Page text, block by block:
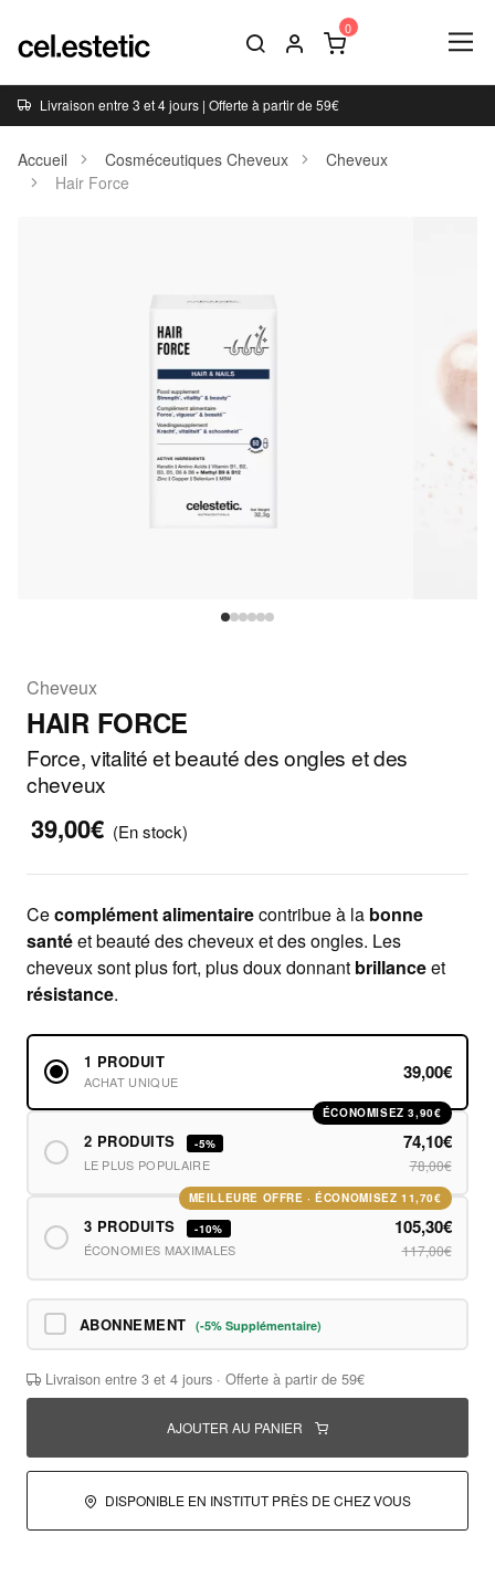
Livraison entre 3 et 4 jours | Offerte à partir de 59€
Accueil Cosméceutiques Cheveux
Cheveux
Hair Force
Cheveux
HAIR FORCE
Force, vitalité et beauté des ongles et des
cheveux
39,00€ (En stock)
Cecomplément alimentairecontribue à la bonne
santéet beauté des cheveux et des ongles. Les
cheveux sont plus fort, plus doux donnant brillanceet
résistance.
1 PRODUIT
ACHAT UNIQUE 39,00€
ÉCONOMISEZ 3,90€
2 PRODUITS -5%
LE PLUS POPULAIRE
74,10€
78,00€
MEILLEURE OFFRE · ÉCONOMISEZ 11,70€
3 PRODUITS -10%
ÉCONOMIES MAXIMALES
105,30€
117,00€
ABONNEMENT (-5% Supplémentaire)
Livraison entre 3 et 4 jours · Offerte à partir de 59€
AJOUTER AU PANIER
DISPONIBLE EN INSTITUT PRÈS DE CHEZ VOUS